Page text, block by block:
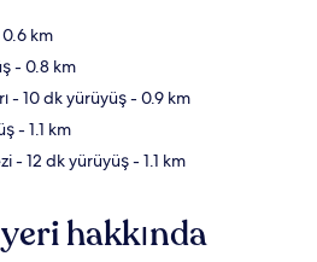
km
- 0.8 km
- 10 dk yürüyüş- 0.9 km
- 1.1 km
- 12 dk yürüyüş- 1.1 km
hakkında